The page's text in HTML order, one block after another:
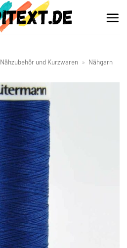
Nähzubehör und Kurzwaren » Nähgarn